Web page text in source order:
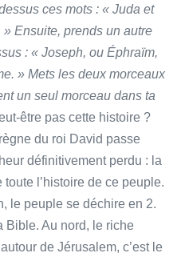
ces mots : « Juda et
Ensuite, prends un autre
: « Joseph, ou Éphraïm,
» Mets les deux morceaux
un seul morceau dans ta
être pas cette histoire ?
du roi David passe
définitivement perdu : la
l’histoire de ce peuple.
le peuple se déchire en 2.
Bible. Au nord, le riche
de Jérusalem, c’est le